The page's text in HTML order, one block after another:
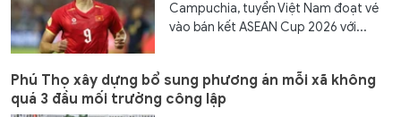
Campuchia, tuyển Việt Nam đoạt vé
vào bán kết ASEAN Cup 2026 với...
Phú Thọ xây dựng bổ sung phương án mỗi xã không
quá 3 đầu mối trường công lập